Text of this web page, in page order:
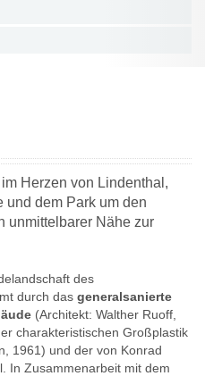
Herzen von Lindenthal,
und dem Park um den
unmittelbarer Nähe zur
des
durch das generalsanierte
(Architekt: Walther Ruoff,
charakteristischen Großplastik
1961) und der von Konrad
In Zusammenarbeit mit dem